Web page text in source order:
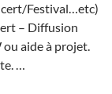
Festival…etc)
– Diffusion
aide à projet.
…